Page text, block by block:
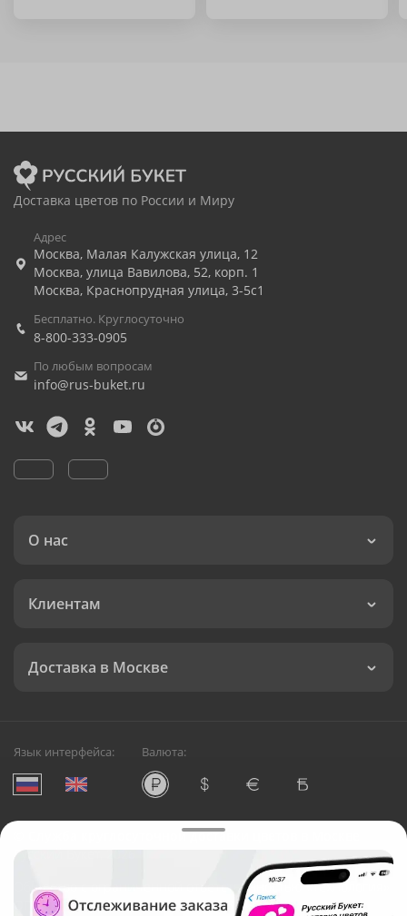
Доставка цветов по России и Миру
Адрес
Москва, Малая Калужская улица, 12
Москва, улица Вавилова, 52, корп. 1
Москва, Краснопрудная улица, 3-5с1
Бесплатно. Круглосуточно
8-800-333-0905
По любым вопросам
info@rus-buket.ru
О нас
Клиентам
Доставка в Москве
Язык интерфейса: Валюта:
Служба круглосуточной доставки цветов в Москве
Русский Букет, 2026
Общество с ограниченной ответственностью «Технология»
ОГРН: 1195476081745, ИНН: 5410081997